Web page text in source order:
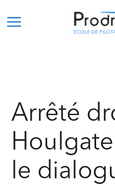
au
Menu
Arrêté
le
des